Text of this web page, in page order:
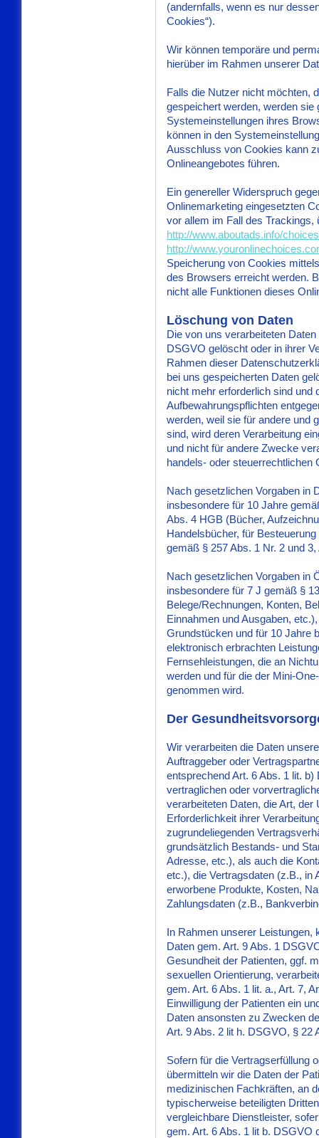
(andernfalls, wenn es nur
Cookies“).
Wir können temporäre und
hierüber im Rahmen unserer
Falls die Nutzer nicht möchten,
gespeichert werden, werden sie
Systemeinstellungen ihres
können in den
Ausschluss von Cookies kann
Onlineangebotes führen.
Ein genereller Widerspruch
Onlinemarketing eingesetzten
vor allem im Fall des
http://www.aboutads.info/
http://
Speicherung von Cookies
des Browsers erreicht werden.
nicht alle Funktionen dieses
Löschung von Daten
Die von uns verarbeiteten
DSGVO gelöscht oder in ihrer
Rahmen dieser
bei uns gespeicherten Daten
nicht mehr erforderlich sind und
Aufbewahrungspflichten
werden, weil sie für andere und
sind, wird deren Verarbeitung
und nicht für andere Zwecke
handels- oder steuerrechtlichen
Nach gesetzlichen Vorgaben in
insbesondere für 10 Jahre
Abs. 4 HGB (Bücher,
Handelsbücher, für
gemäß § 257 Abs. 1 Nr. 2 und
Nach gesetzlichen Vorgaben in
insbesondere für 7 J gemäß §
Belege/Rechnungen, Konten,
Einnahmen und Ausgaben,
Grundstücken und für 10 Jahre
elektronisch erbrachten
Fernsehleistungen, die an
werden und für die der Mini-
genommen wird.
Der
Wir verarbeiten die Daten
Auftraggeber oder
entsprechend Art. 6 Abs. 1 lit.
vertraglichen oder
verarbeiteten Daten, die Art,
Erforderlichkeit ihrer
zugrundeliegenden
grundsätzlich Bestands- und
Adresse, etc.), als auch die
etc.), die Vertragsdaten (z.B., in
erworbene Produkte, Kosten,
Zahlungsdaten (z.B.,
In Rahmen unserer Leistungen,
Daten gem. Art. 9 Abs. 1
Gesundheit der Patienten, ggf.
sexuellen Orientierung,
gem. Art. 6 Abs. 1 lit. a., Art. 7,
Einwilligung der Patienten ein
Daten ansonsten zu Zwecken
Art. 9 Abs. 2 lit h. DSGVO, § 22
Sofern für die Vertragserfüllung
übermitteln wir die Daten der
medizinischen Fachkräften, an
typischerweise beteiligten
vergleichbare Dienstleister,
gem. Art. 6 Abs. 1 lit b. DSGVO